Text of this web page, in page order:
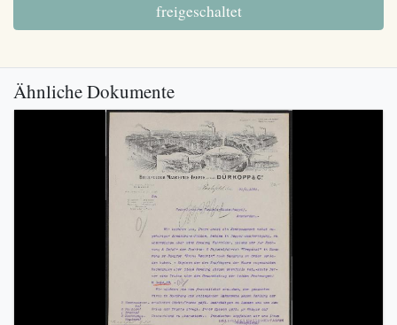
freigeschaltet
Ähnliche Dokumente